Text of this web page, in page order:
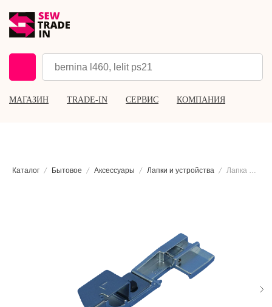
МАГАЗИН TRADE-IN СЕРВИС КОМПАНИЯ
Каталог Бытовое Аксессуары Лапки и устройства